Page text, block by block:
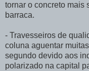
tornar o concreto mais
barraca.
- Travesseiros de
coluna aguentar
segundo devido aos
polarizado na capital